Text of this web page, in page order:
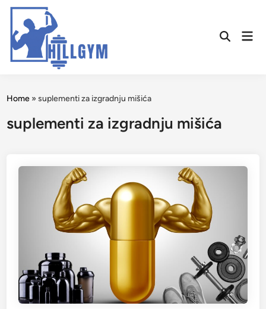
Skip
content
Open
Home »suplementi za izgradnju mišića
suplementi za izgradnju mišića